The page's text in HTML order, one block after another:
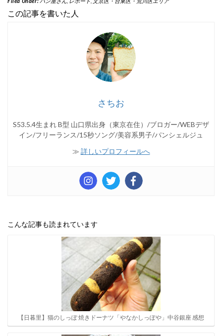
この記事を書いた人
さちお
S53.5.4生まれ B型 山口県出身（東京在住）/ブロガー/WEBデザ
イン/フリーランス/15秒ソング/美容系男子/パンシェルジュ
≫ 詳しいプロフィールへ
こんな記事も読まれています
【日暮里】猫のしっぽ 焼きドーナツ「やなかしっぽや」中谷銀座 感想